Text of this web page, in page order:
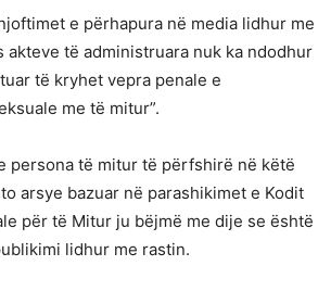
e përhapura në media lidhur me
akteve të administruara nuk ka ndodhur
të kryhet vepra penale e
me të mitur”.
persona të mitur të përfshirë në këtë
arsye bazuar në parashikimet e Kodit
për të Mitur ju bëjmë me dije se është
lidhur me rastin.